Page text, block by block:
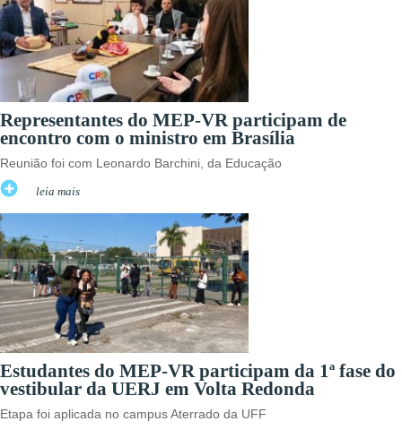
Representantes do MEP-VR participam de
encontro com o ministro em Brasília
Reunião foi com Leonardo Barchini, da Educação
leia mais
Estudantes do MEP-VR participam da 1ª fase do
vestibular da UERJ em Volta Redonda
Etapa foi aplicada no campus Aterrado da UFF